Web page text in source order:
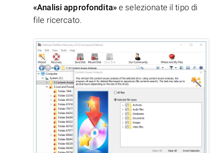
«Analisi approfondita»e selezionate il tipo di
file ricercato.